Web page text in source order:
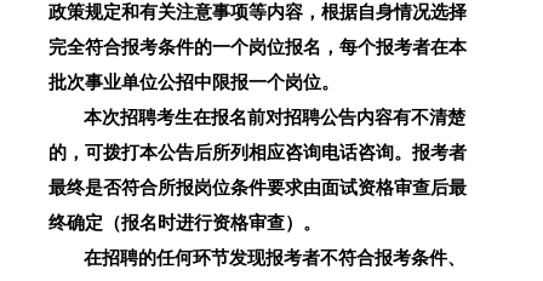
政策规定和有关注意事项等内容，根据自身情况选择
完全符合报考条件的一个岗位报名，每个报考者在本
批次事业单位公招中限报一个岗位。
本次招聘考生在报名前对招聘公告内容有不清楚
的，可拨打本公告后所列相应咨询电话咨询。报考者
最终是否符合所报岗位条件要求由面试资格审查后最
终确定（报名时进行资格审查）。
在招聘的任何环节发现报考者不符合报考条件、